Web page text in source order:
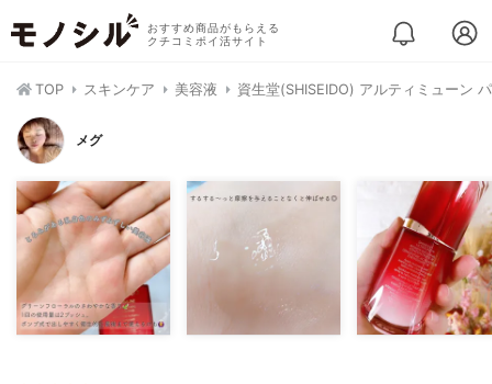
おすすめ商品がもらえる
クチコミポイ活サイト
TOP スキンケア 美容液 資生堂(SHISEIDO) アルティミューン
メグ